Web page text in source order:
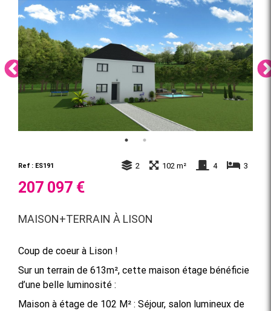
Ref : ES191 2 102 m² 4 3
207 097 €
MAISON+TERRAIN À LISON
Coup de coeur à Lison !
Sur un terrain de 613m², cette maison étage bénéficie
d’une belle luminosité :
Maison à étage de 102 M² : Séjour, salon lumineux de